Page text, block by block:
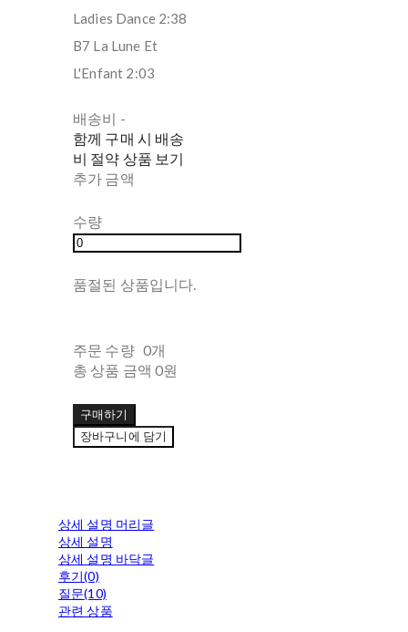
Ladies Dance 2:38
B7 La Lune Et
L'Enfant 2:03
배송비 -
함께 구매 시 배송
비 절약 상품 보기
추가 금액
수량
품절된 상품입니다.
주문 수량 0개
총 상품 금액 0원
구매하기
장바구니에 담기
상세 설명 머리글
상세 설명
상세 설명 바닥글
후기(0)
질문(10)
관련 상품